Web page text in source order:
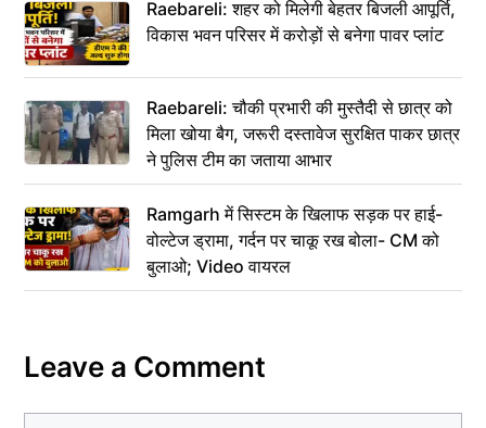
Raebareli: शहर को मिलेगी बेहतर बिजली आपूर्ति,
विकास भवन परिसर में करोड़ों से बनेगा पावर प्लांट
Raebareli: चौकी प्रभारी की मुस्तैदी से छात्र को
मिला खोया बैग, जरूरी दस्तावेज सुरक्षित पाकर छात्र
ने पुलिस टीम का जताया आभार
Ramgarh में सिस्टम के खिलाफ सड़क पर हाई-
वोल्टेज ड्रामा, गर्दन पर चाकू रख बोला- CM को
बुलाओ; Video वायरल
Leave a Comment